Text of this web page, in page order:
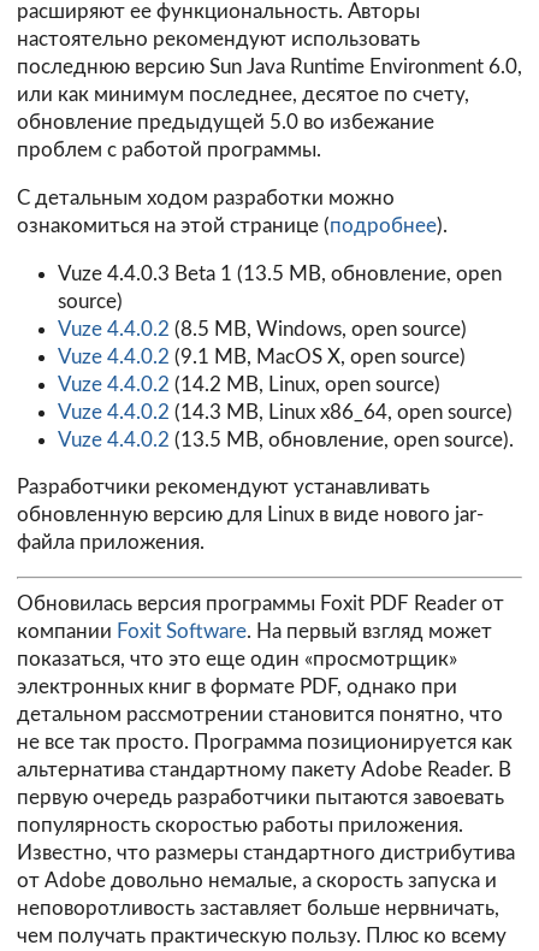
расширяют ее функциональность. Авторы
настоятельно рекомендуют использовать
последнюю версию Sun Java Runtime Environment 6.0,
или как минимум последнее, десятое по счету,
обновление предыдущей 5.0 во избежание
проблем с работой программы.
C детальным ходом разработки можно
ознакомиться на этой странице (подробнее).
Vuze 4.4.0.3 Beta 1 (13.5 MB, обновление, open
source)
Vuze 4.4.0.2 (8.5 MB, Windows, open source)
Vuze 4.4.0.2 (9.1 MB, MacOS X, open source)
Vuze 4.4.0.2 (14.2 MB, Linux, open source)
Vuze 4.4.0.2 (14.3 MB, Linux x86_64, open source)
Vuze 4.4.0.2 (13.5 MB, обновление, open source).
Разработчики рекомендуют устанавливать
обновленную версию для Linux в виде нового jar-
файла приложения.
Обновилась версия программы Foxit PDF Reader от
компании Foxit Software. На первый взгляд может
показаться, что это еще один «просмотрщик»
электронных книг в формате PDF, однако при
детальном рассмотрении становится понятно, что
не все так просто. Программа позиционируется как
альтернатива стандартному пакету Adobe Reader. В
первую очередь разработчики пытаются завоевать
популярность скоростью работы приложения.
Известно, что размеры стандартного дистрибутива
от Adobe довольно немалые, а скорость запуска и
неповоротливость заставляет больше нервничать,
чем получать практическую пользу. Плюс ко всему